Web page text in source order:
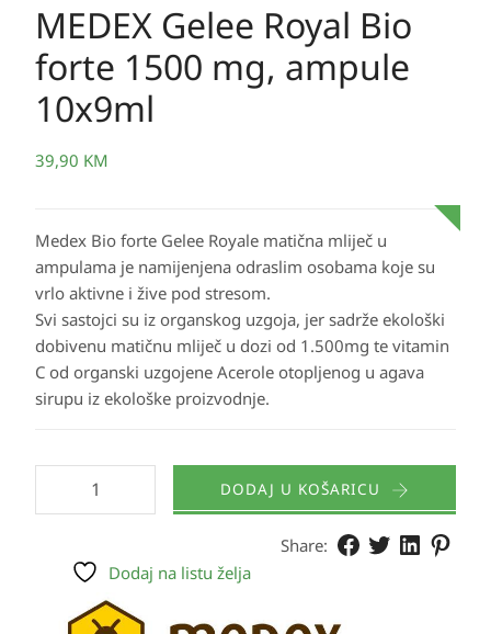
MEDEX Gelee Royal Bio
forte 1500 mg, ampule
10x9ml
39,90 KM
Medex Bio forte Gelee Royale matična mliječ u
ampulama je namijenjena odraslim osobama koje su
vrlo aktivne i žive pod stresom.
Svi sastojci su iz organskog uzgoja, jer sadrže ekološki
dobivenu matičnu mliječ u dozi od 1.500mg te vitamin
C od organski uzgojene Acerole otopljenog u agava
sirupu iz ekološke proizvodnje.
DODAJ U KOŠARICU
Share:
Dodaj na listu želja